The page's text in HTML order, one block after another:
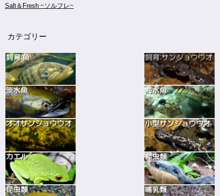
Salt＆Fresh ~ソルフレ~
カテゴリー